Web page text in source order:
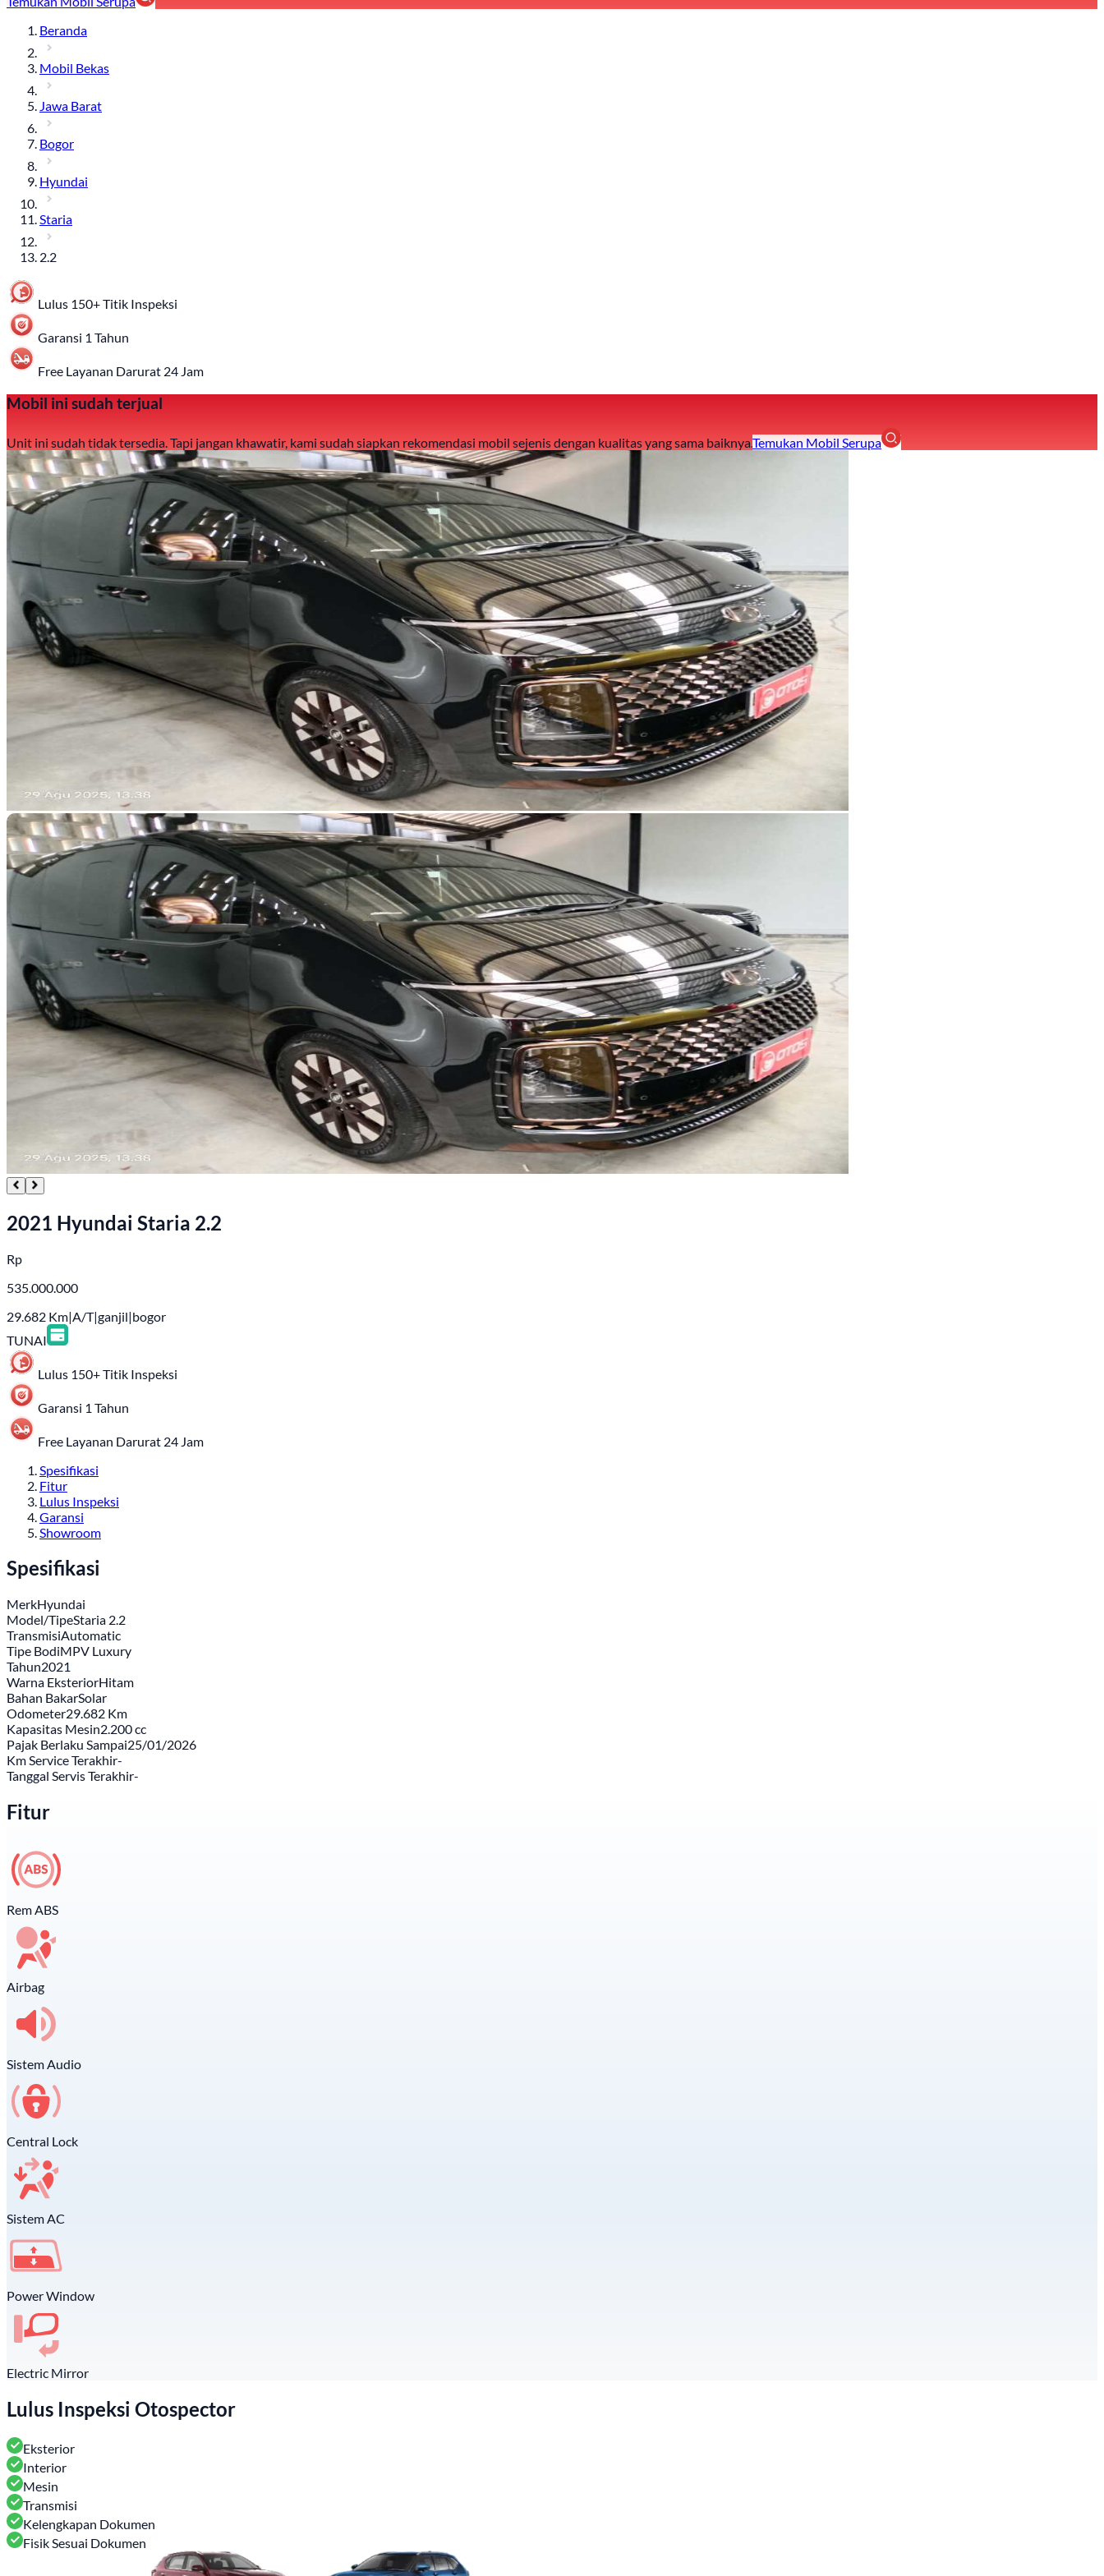
Beranda
Mobil Bekas
Jawa Barat
Bogor
Hyundai
Staria
2.2
Lulus 150+ Titik Inspeksi
Garansi 1 Tahun
Free Layanan Darurat 24 Jam
Mobil ini sudah terjual
Unit ini sudah tidak tersedia. Tapi jangan khawatir, kami sudah siapkan rekomendasi mobil sejenis dengan kualitas yang sama baiknya.Temukan Mobil Serupa
2021 Hyundai Staria 2.2
Rp
535.000.000
29.682 Km|A/T|ganjil|bogor
TUNAI
Lulus 150+ Titik Inspeksi
Garansi 1 Tahun
Free Layanan Darurat 24 Jam
Spesifikasi
Fitur
Lulus Inspeksi
Garansi
Showroom
Spesifikasi
MerkHyundai
Model/TipeStaria 2.2
TransmisiAutomatic
Tipe BodiMPV Luxury
Tahun2021
Warna EksteriorHitam
Bahan BakarSolar
Odometer29.682 Km
Kapasitas Mesin2.200 cc
Pajak Berlaku Sampai25/01/2026
Km Service Terakhir-
Tanggal Servis Terakhir-
Fitur
Rem ABS
Airbag
Sistem Audio
Central Lock
Sistem AC
Power Window
Electric Mirror
Lulus Inspeksi Otospector
Eksterior
Interior
Mesin
Transmisi
Kelengkapan Dokumen
Fisik Sesuai Dokumen